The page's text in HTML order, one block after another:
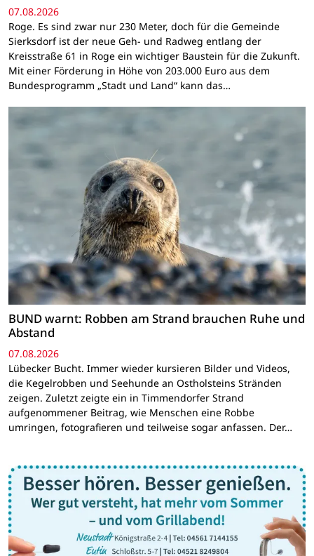
07.08.2026
Roge. Es sind zwar nur 230 Meter, doch für die Gemeinde
Sierksdorf ist der neue Geh- und Radweg entlang der
Kreisstraße 61 in Roge ein wichtiger Baustein für die Zukunft.
Mit einer Förderung in Höhe von 203.000 Euro aus dem
Bundesprogramm „Stadt und Land“ kann das…
BUND warnt: Robben am Strand brauchen Ruhe und
Abstand
07.08.2026
Lübecker Bucht. Immer wieder kursieren Bilder und Videos,
die Kegelrobben und Seehunde an Ostholsteins Stränden
zeigen. Zuletzt zeigte ein in Timmendorfer Strand
aufgenommener Beitrag, wie Menschen eine Robbe
umringen, fotografieren und teilweise sogar anfassen. Der…